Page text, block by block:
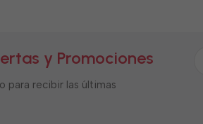
y Promociones
para recibir las últimas